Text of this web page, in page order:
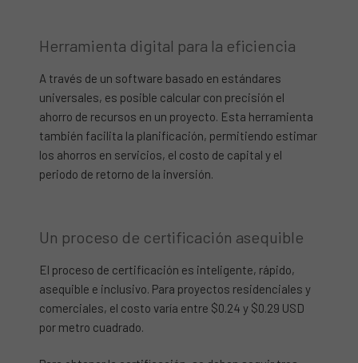
Herramienta digital para la eficiencia
A través de un software basado en estándares
universales, es posible calcular con precisión el
ahorro de recursos en un proyecto. Esta herramienta
también facilita la planificación, permitiendo estimar
los ahorros en servicios, el costo de capital y el
periodo de retorno de la inversión.
Un proceso de certificación asequible
El proceso de certificación es inteligente, rápido,
asequible e inclusivo. Para proyectos residenciales y
comerciales, el costo varía entre $0.24 y $0.29 USD
por metro cuadrado.